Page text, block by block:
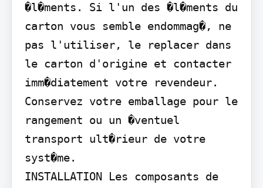
�l�ments. Si l'un des �l�ments du
carton vous semble endommag�, ne
pas l'utiliser, le replacer dans
le carton d'origine et contacter
imm�diatement votre revendeur.
Conservez votre emballage pour le
rangement ou un �ventuel
transport ult�rieur de votre
syst�me.
INSTALLATION Les composants de